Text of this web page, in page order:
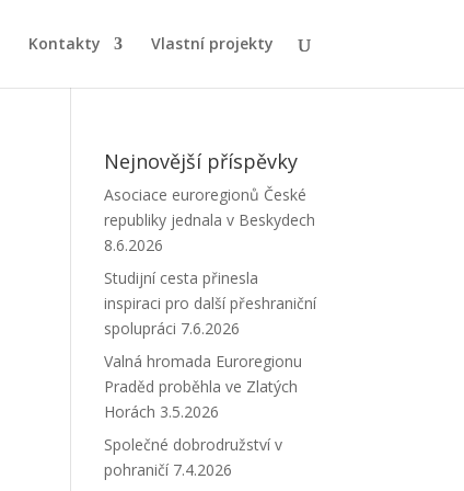
Kontakty Vlastní projekty
Nejnovější příspěvky
Asociace euroregionů České
republiky jednala v Beskydech
8.6.2026
Studijní cesta přinesla
inspiraci pro další přeshraniční
spolupráci 7.6.2026
Valná hromada Euroregionu
Praděd proběhla ve Zlatých
Horách 3.5.2026
Společné dobrodružství v
pohraničí 7.4.2026